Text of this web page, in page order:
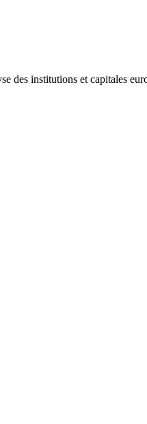
des institutions et capitales